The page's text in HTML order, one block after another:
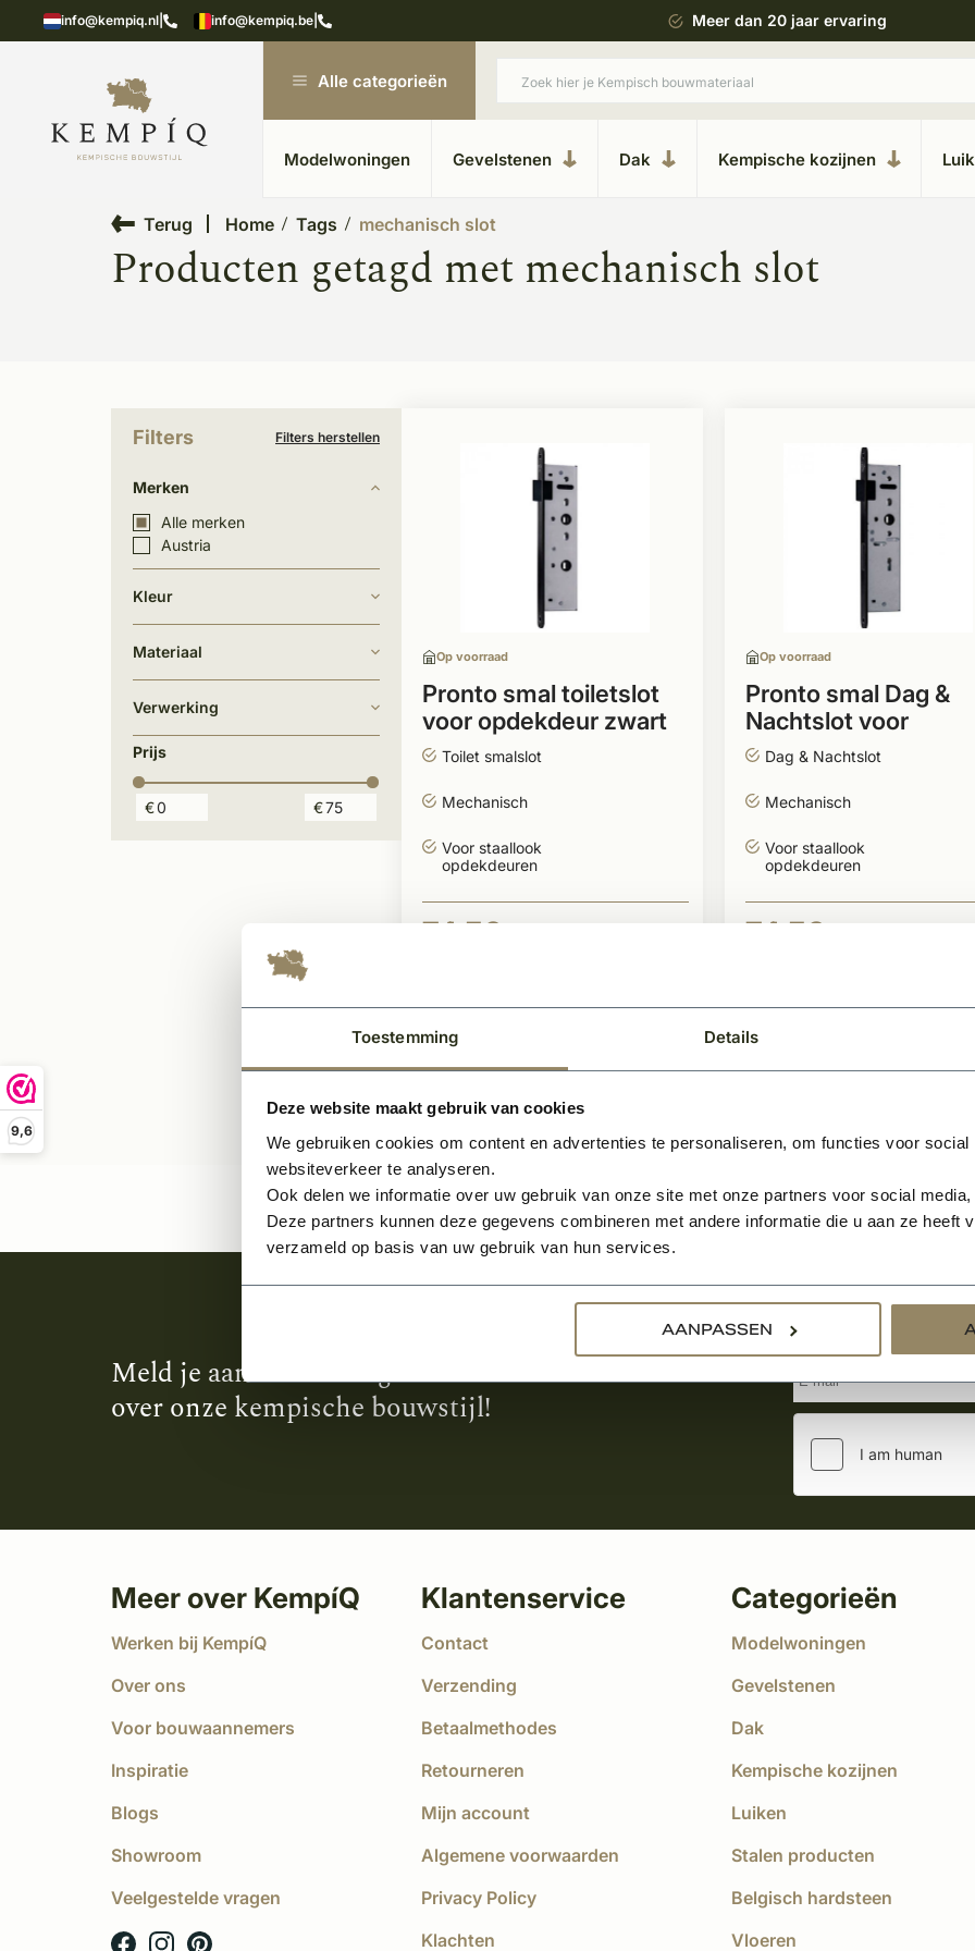
Toestemming Details
Deze website maakt gebruik van cookies
We gebruiken cookies om content en advertenties te personaliseren, om functies voor
websiteverkeer te analyseren.
Ook delen we informatie over uw gebruik van onze site met onze partners voor social
Deze partners kunnen deze gegevens combineren met andere informatie die u aan ze heeft
verzameld op basis van uw gebruik van hun services.
AANPASSEN
9,6
info@kempiq.nl info@kempiq.be
in Kesteren Unieke materialen in kempische bouwstijl Meer dan 20 jaar ervaring
Alle categorieën
Modelwoningen Gevelstenen Dak Kempische kozijnen
Terug Home Tags mechanisch slot
Producten getagd met mechanisch slot
Filters Filters herstellen
Merken
Alle merken
Austria
Kleur
Materiaal
Verwerking
Prijs
€ €
Op voorraad
Pronto smal toiletslot
voor opdekdeur zwart
Toilet smalslot
Mechanisch
Voor staallook
opdekdeuren
74,50
Op voorraad
Pronto smal Dag &
Nachtslot voor
opdekdeur zwart
Dag & Nachtslot
Mechanisch
Voor staallook
opdekdeuren
74,50
Meld je aan en ontvang het laatste nieuws
over onze kempische bouwstijl!
Aanmelden voor de
Meer over KempíQ
Werken bij KempíQ
Over ons
Voor bouwaannemers
Inspiratie
Blogs
Showroom
Veelgestelde vragen
Klantenservice
Contact
Verzending
Betaalmethodes
Retourneren
Mijn account
Algemene voorwaarden
Privacy Policy
Klachten
Categorieën
Modelwoningen
Gevelstenen
Dak
Kempische kozijnen
Luiken
Stalen producten
Belgisch hardsteen
Vloeren